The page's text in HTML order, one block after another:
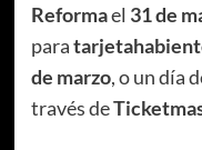
Reformael 31 de
para
de marzo, o un día
través de